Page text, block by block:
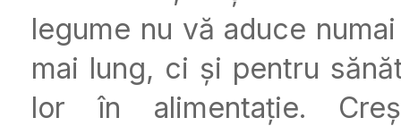
legume nu vă aduce
mai lung, ci și pentru
lor în alimentație.